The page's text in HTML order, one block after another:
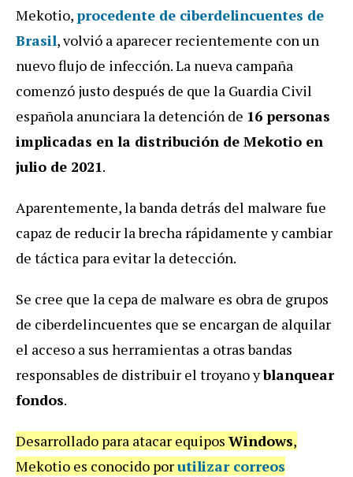
Mekotio,procedente de ciberdelincuentes de
Brasil, volvió a aparecer recientemente con un
nuevo flujo de infección. La nueva campaña
comenzó justo después de que la Guardia Civil
española anunciara la detención de 16 personas
implicadas en la distribución de Mekotio en
julio de 2021.
Aparentemente, la banda detrás del malware fue
capaz de reducir la brecha rápidamente y cambiar
de táctica para evitar la detección.
Se cree que la cepa de malware es obra de grupos
de ciberdelincuentes que se encargan de alquilar
el acceso a sus herramientas a otras bandas
responsables de distribuir el troyano yblanquear
fondos.
Desarrollado para atacar equipos Windows,
Mekotio es conocido porutilizar correos